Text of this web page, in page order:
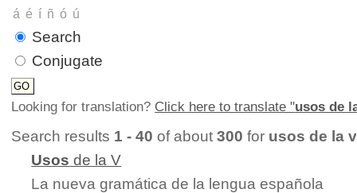
Search
Conjugate
Looking for translation? Click here to translate "usos de
Search results 1 - 40 of about300 for usos de la v
Usos de la V
La nueva gramática de la lengua española